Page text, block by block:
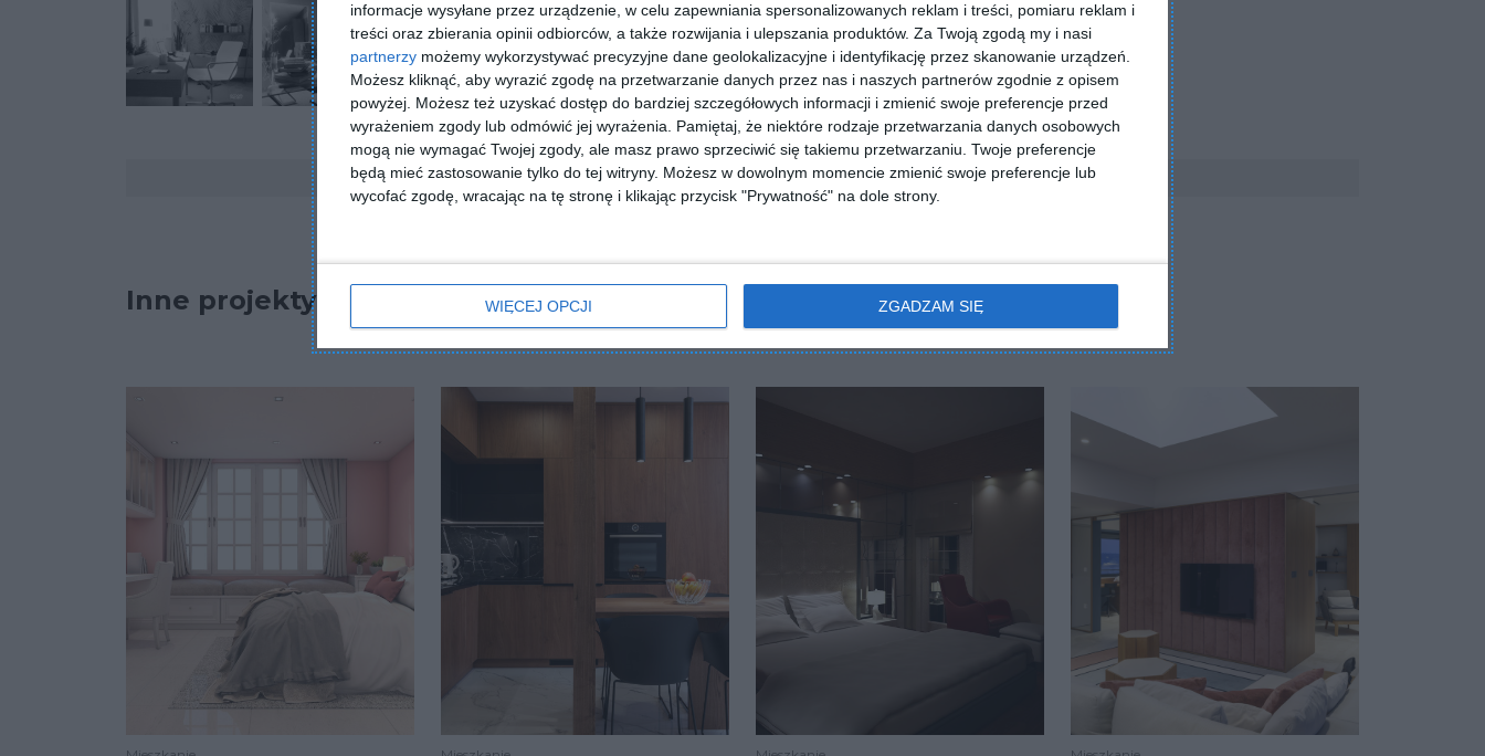
informacje wysyłane przez urządzenie, w celu zapewniania spersonalizowanych reklam i treści, pomiaru reklam i
treści oraz zbierania opinii odbiorców, a także rozwijania i ulepszania produktów. Za Twoją zgodą my i nasi
partnerzy możemy wykorzystywać precyzyjne dane geolokalizacyjne i identyfikację przez skanowanie urządzeń.
Możesz kliknąć, aby wyrazić zgodę na przetwarzanie danych przez nas i naszych partnerów zgodnie z opisem
powyżej. Możesz też uzyskać dostęp do bardziej szczegółowych informacji i zmienić swoje preferencje przed
wyrażeniem zgody lub odmówić jej wyrażenia.
Pamiętaj, że niektóre rodzaje przetwarzania danych osobowych
mogą nie wymagać Twojej zgody, ale masz prawo sprzeciwić się takiemu przetwarzaniu. Twoje preferencje
będą mieć zastosowanie tylko do tej witryny. Możesz w dowolnym momencie zmienić swoje preferencje lub
wycofać zgodę, wracając na tę stronę i klikając przycisk "Prywatność" na dole strony.
WIĘCEJ OPCJI ZGADZAM SIĘ
ZADAJ PYTANIE
Inne projekty